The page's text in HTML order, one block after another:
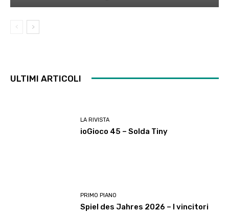
ULTIMI ARTICOLI
LA RIVISTA
ioGioco 45 – Solda Tiny
PRIMO PIANO
Spiel des Jahres 2026 – I vincitori